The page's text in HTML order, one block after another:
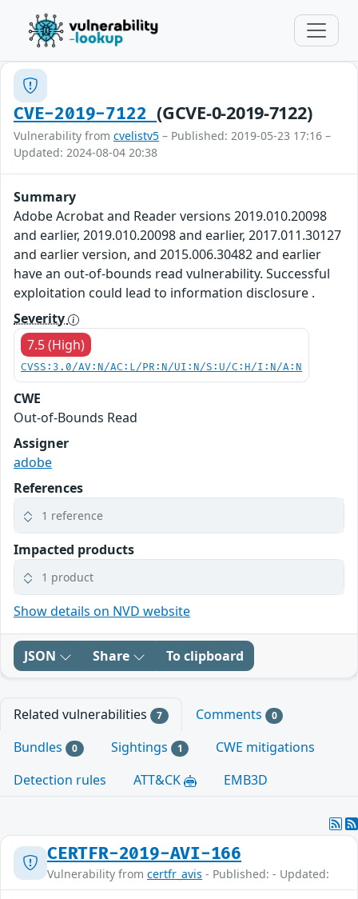
CVE-2019-7122(GCVE-0-2019-7122)
Vulnerability from cvelistv5 – Published: 2019-05-23 17:16 –
Updated: 2024-08-04 20:38
Summary
Adobe Acrobat and Reader versions 2019.010.20098
and earlier, 2019.010.20098 and earlier, 2017.011.30127
and earlier version, and 2015.006.30482 and earlier
have an out-of-bounds read vulnerability. Successful
exploitation could lead to information disclosure .
Severity
7.5 (High)
CVSS:3.0/AV:N/AC:L/PR:N/UI:N/S:U/C:H/I:N/A:N
CWE
Out-of-Bounds Read
Assigner
adobe
References
1 reference
Impacted products
1 product
Show details on NVD website
JSON Share To clipboard
Related vulnerabilities 7 Comments 0
Bundles 0 Sightings 1
CWE mitigations
Detection rules
ATT&CK EMB3D
CERTFR-2019-AVI-166
Vulnerability from certfr_avis - Published: - Updated: